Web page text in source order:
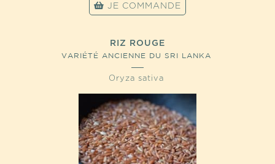
JE COMMANDE
RIZ ROUGE
VARIÉTÉ ANCIENNE DU SRI LANKA
Oryza sativa